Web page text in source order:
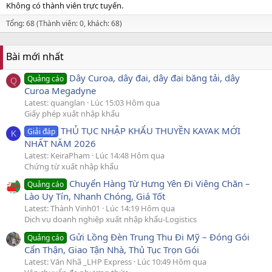
Không có thành viên trực tuyến.
Tổng: 68 (Thành viên: 0, khách: 68)
Bài mới nhất
Q Quảng cáo Dây Curoa, dây đai, dây đai băng tải, dây
Curoa Megadyne
Latest: quanglan
Lúc 15:03 Hôm qua
Giấy phép xuất nhập khẩu
K Giải đáp THỦ TỤC NHẬP KHẨU THUYỀN KAYAK MỚI
NHẤT NĂM 2026
Latest: KeiraPham
Lúc 14:48 Hôm qua
Chứng từ xuất nhập khẩu
Quảng cáo Chuyển Hàng Từ Hưng Yên Đi Viêng Chăn –
Lào Uy Tín, Nhanh Chóng, Giá Tốt
Latest: Thành Vinh01
Lúc 14:19 Hôm qua
Dịch vụ doanh nghiệp xuất nhập khẩu-Logistics
Quảng cáo Gửi Lồng Đèn Trung Thu Đi Mỹ – Đóng Gói
Cẩn Thận, Giao Tận Nhà, Thủ Tục Trọn Gói
Latest: Văn Nhã _LHP Express Lúc 10:49 Hôm qua